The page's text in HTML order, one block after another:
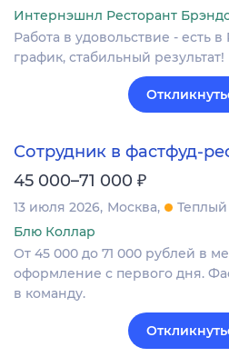
Интернэшнл Ресторант
Работа в удовольствие - есть в
график, стабильный результат!
Сотрудник в фастфуд-
45 000–71 000 ₽
13 июля 2026 Москва
Теплый
Блю Коллар
От 45 000 до 71 000 рублей в
оформление с первого дня.
в команду.